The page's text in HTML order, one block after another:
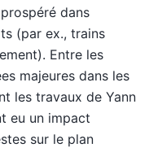
dans
(par ex., trains
Entre les
majeures dans les
les travaux de Yann
eu un impact
sur le plan